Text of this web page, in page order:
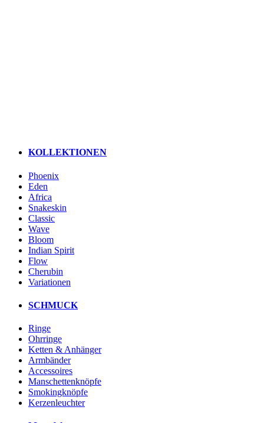
KOLLEKTIONEN
Phoenix
Eden
Africa
Snakeskin
Classic
Wave
Bloom
Indian Spirit
Flow
Cherubin
Variationen
SCHMUCK
Ringe
Ohrringe
Ketten & Anhänger
Armbänder
Accessoires
Manschettenknöpfe
Smokingknöpfe
Kerzenleuchter